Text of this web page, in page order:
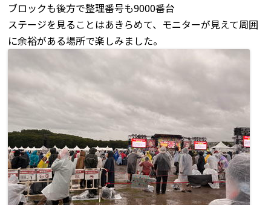
ブロックも後方で整理番号も9000番台
ステージを見ることはあきらめて、モニターが見えて周囲
に余裕がある場所で楽しみました。